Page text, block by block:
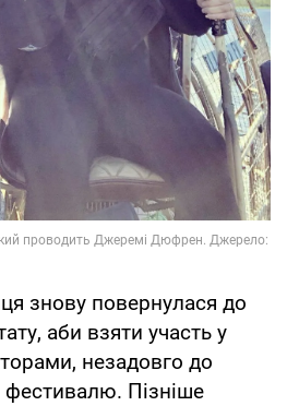
знову повернулася до
аби взяти участь у
незадовго до
фестивалю. Пізніше